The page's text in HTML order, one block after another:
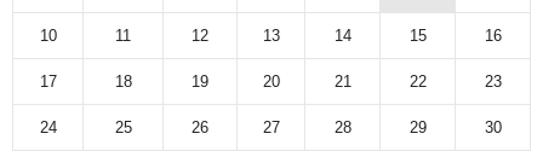
10 11 12 13 14 15 16
17 18 19 20 21 22 23
24 25 26 27 28 29 30